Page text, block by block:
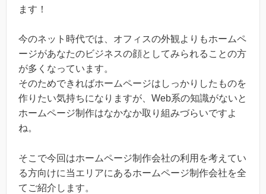
ます！
今のネット時代では、オフィスの外観よりもホームペ
ージがあなたのビジネスの顔としてみられることの方
が多くなっています。
そのためできればホームページはしっかりしたものを
作りたい気持ちになりますが、Web系の知識がないと
ホームページ制作はなかなか取り組みづらいですよ
ね。
そこで今回はホームページ制作会社の利用を考えてい
る方向けに当エリアにあるホームページ制作会社を全
てご紹介します。